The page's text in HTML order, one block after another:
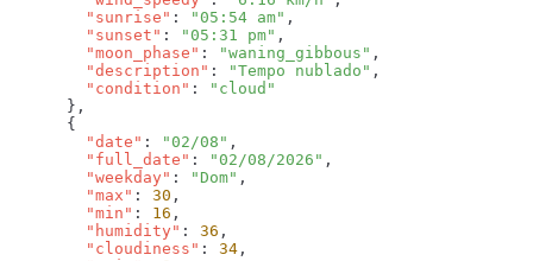
        "sunrise"
: "05:54 am"
        "sunset"
: "05:31 pm"
        "moon_phase"
: "waning_gibbous"
        "description"
: "Tempo nublado"
        "condition"
:
        "date"
: "02/08"
        "full_date"
: "02/08/2026"
        "weekday"
: "Dom"
        "max"
: 30
        "min"
: 16
        "humidity"
: 36
        "cloudiness"
: 34